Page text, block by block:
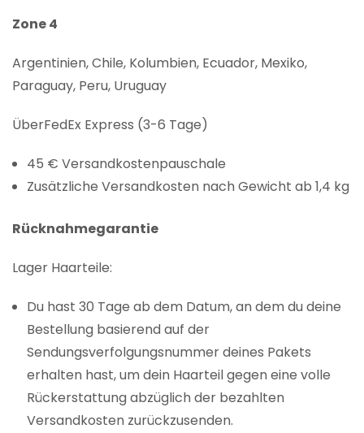
Zone 4
Argentinien, Chile, Kolumbien, Ecuador, Mexiko,
Paraguay, Peru, Uruguay
ÜberFedEx Express (3-6 Tage)
45 € Versandkostenpauschale
Zusätzliche Versandkosten nach Gewicht ab 1,4 kg
Rücknahmegarantie
Lager Haarteile:
Du hast 30 Tage ab dem Datum, an dem du deine
Bestellung basierend auf der
Sendungsverfolgungsnummer deines Pakets
erhalten hast, um dein Haarteil gegen eine volle
Rückerstattung abzüglich der bezahlten
Versandkosten zurückzusenden.